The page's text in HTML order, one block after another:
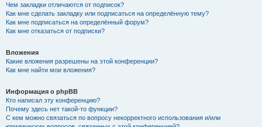
Чем закладки отличаются от подписок?
Как мне сделать закладку или подписаться на определённую тему?
Как мне подписаться на определённый форум?
Как мне отказаться от подписки?
Вложения
Какие вложения разрешены на этой конференции?
Как мне найти мои вложения?
Информация о phpBB
Кто написал эту конференцию?
Почему здесь нет такой-то функции?
С кем можно связаться по вопросу некорректного использования и/или